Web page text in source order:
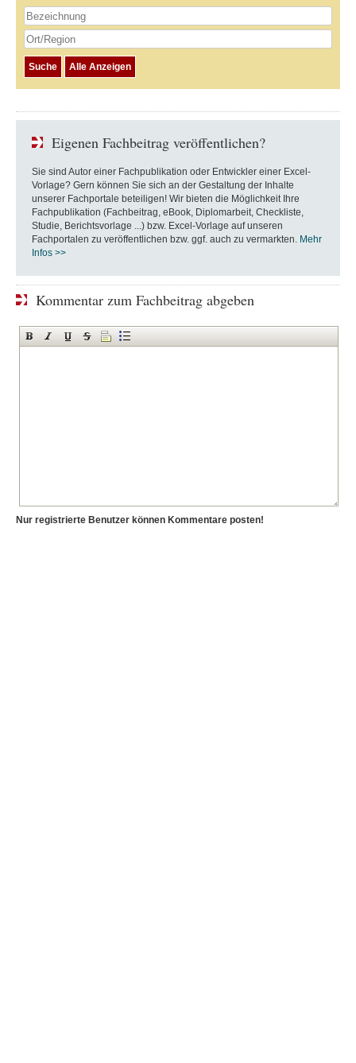
Eigenen Fachbeitrag veröffentlichen?
Sie sind Autor einer Fachpublikation oder Entwickler einer Excel-
Vorlage? Gern können Sie sich an der Gestaltung der Inhalte
unserer Fachportale beteiligen! Wir bieten die Möglichkeit Ihre
Fachpublikation (Fachbeitrag, eBook, Diplomarbeit, Checkliste,
Studie, Berichtsvorlage ...) bzw. Excel-Vorlage auf unseren
Fachportalen zu veröffentlichen bzw. ggf. auch zu vermarkten. Mehr
Infos >>
Kommentar zum Fachbeitrag abgeben
Nur registrierte Benutzer können Kommentare posten!